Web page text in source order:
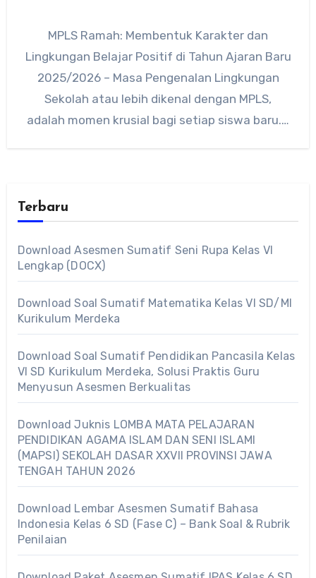
MPLS Ramah: Membentuk Karakter dan
Lingkungan Belajar Positif di Tahun Ajaran Baru
2025/2026 – Masa Pengenalan Lingkungan
Sekolah atau lebih dikenal dengan MPLS,
adalah momen krusial bagi setiap siswa baru.…
Terbaru
Download Asesmen Sumatif Seni Rupa Kelas VI
Lengkap (DOCX)
Download Soal Sumatif Matematika Kelas VI SD/MI
Kurikulum Merdeka
Download Soal Sumatif Pendidikan Pancasila Kelas
VI SD Kurikulum Merdeka, Solusi Praktis Guru
Menyusun Asesmen Berkualitas
Download Juknis LOMBA MATA PELAJARAN
PENDIDIKAN AGAMA ISLAM DAN SENI ISLAMI
(MAPSI) SEKOLAH DASAR XXVII PROVINSI JAWA
TENGAH TAHUN 2026
Download Lembar Asesmen Sumatif Bahasa
Indonesia Kelas 6 SD (Fase C) – Bank Soal & Rubrik
Penilaian